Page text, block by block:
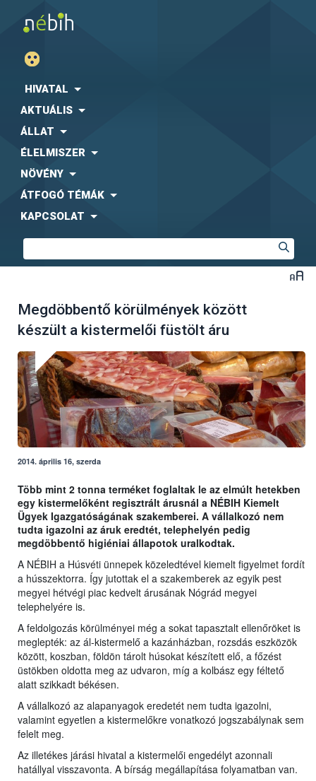
HIVATAL
AKTUÁLIS
ÁLLAT
ÉLELMISZER
NÖVÉNY
ÁTFOGÓ TÉMÁK
KAPCSOLAT
Megdöbbentő körülmények között
készült a kistermelői füstölt áru
2014. április 16, szerda
Több mint 2 tonna terméket foglaltak le az elmúlt hetekben
egy kistermelőként regisztrált árusnál a NÉBIH Kiemelt
Ügyek Igazgatóságának szakemberei. A vállalkozó nem
tudta igazolni az áruk eredtét, telephelyén pedig
megdöbbentő higiéniai állapotok uralkodtak.
A NÉBIH a Húsvéti ünnepek közeledtével kiemelt figyelmet fordít
a hússzektorra. Így jutottak el a szakemberek az egyik pest
megyei hétvégi piac kedvelt árusának Nógrád megyei
telephelyére is.
A feldolgozás körülményei még a sokat tapasztalt ellenőröket is
meglepték: az ál-kistermelő a kazánházban, rozsdás eszközök
között, koszban, földön tárolt húsokat készített elő, a főzést
üstökben oldotta meg az udvaron, míg a kolbász egy féltető
alatt szikkadt békésen.
A vállalkozó az alapanyagok eredetét nem tudta igazolni,
valamint egyetlen a kistermelőkre vonatkozó jogszabálynak sem
felelt meg.
Az illetékes járási hivatal a kistermelői engedélyt azonnali
hatállyal visszavonta. A bírság megállapítása folyamatban van.